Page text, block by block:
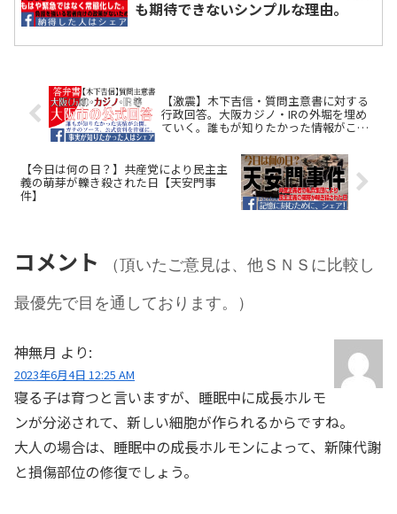
も期待できないシンプルな理由。
【激震】木下吉信・質問主意書に対する
行政回答。大阪カジノ・IRの外堀を埋め
ていく。誰もが知りたかった情報がここ
【今日は何の日？】共産党により民主主
義の萌芽が轢き殺された日【天安門事
件】
コメント
（頂いたご意見は、他ＳＮＳに比較し
最優先で目を通しております。）
神無月 より:
2023年6月4日 12:25 AM
寝る子は育つと言いますが、睡眠中に成長ホルモ
ンが分泌されて、新しい細胞が作られるからですね。
大人の場合は、睡眠中の成長ホルモンによって、新陳代謝
と損傷部位の修復でしょう。